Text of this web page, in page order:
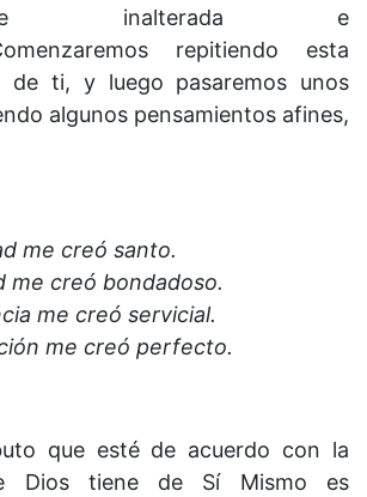
inalterada e
repitiendo esta
de ti, y luego pasaremos unos
algunos pensamientos afines,
me creó santo.
me creó bondadoso.
me creó servicial.
me creó perfecto.
que esté de acuerdo con la
Dios tiene de Sí Mismo es